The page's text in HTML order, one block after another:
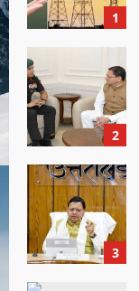
1
2
3